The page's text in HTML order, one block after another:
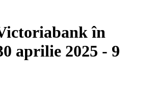
în
aprilie 2025 - 9